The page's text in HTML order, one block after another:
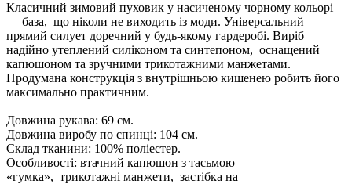
Класичний зимовий пуховик у насиченому чорному кольорі
— база, що ніколи не виходить із моди. Універсальний
прямий силует доречний у будь-якому гардеробі. Виріб
надійно утеплений силіконом та синтепоном, оснащений
капюшоном та зручними трикотажними манжетами.
Продумана конструкція з внутрішньою кишенею робить його
максимально практичним.
Довжина рукава: 69 см.
Довжина виробу по спинці: 104 см.
Склад тканини: 100% поліестер.
Особливості: втачний капюшон з тасьмою
«гумка», трикотажні манжети, застібка на